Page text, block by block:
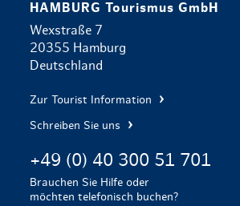
HAMBURG Tourismus GmbH
Wexstraße 7
20355 Hamburg
Deutschland
Zur Tourist Information
Schreiben Sie uns
+49 (0) 40 300 51 701
Brauchen Sie Hilfe oder
möchten telefonisch buchen?